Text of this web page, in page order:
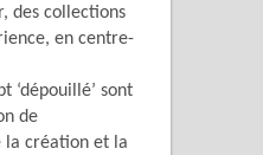
des collections
en centre-
‘dépouillé’ sont
de
la création et la